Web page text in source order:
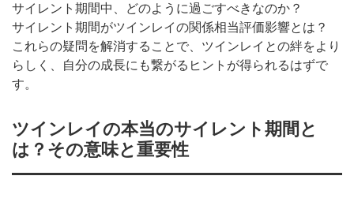
サイレント期間中、どのように過ごすべきなのか？
サイレント期間がツインレイの関係相当評価影響とは？
これらの疑問を解消することで、ツインレイとの絆をより
らしく、自分の成長にも繋がるヒントが得られるはずで
す。
ツインレイの本当のサイレント期間と
は？その意味と重要性